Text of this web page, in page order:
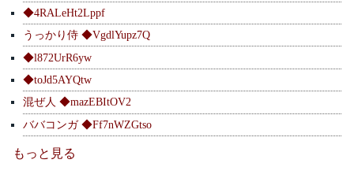
◆4RALeHt2Lppf
うっかり侍 ◆VgdlYupz7Q
◆l872UrR6yw
◆toJd5AYQtw
混ぜ人 ◆mazEBItOV2
ババコンガ ◆Ff7nWZGtso
もっと見る